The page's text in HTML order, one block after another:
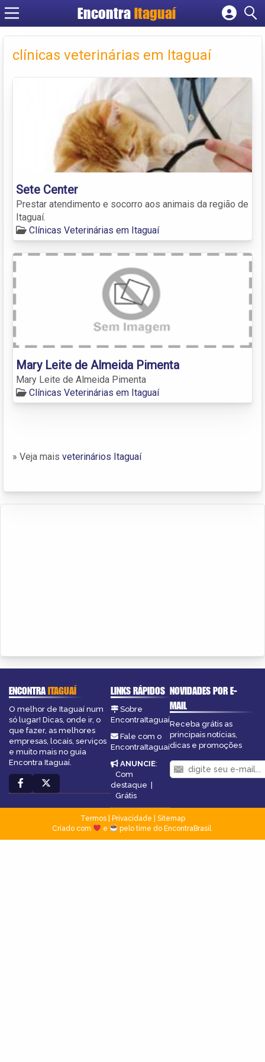
EncontraItaguaí
Cadastrar empresa
Criar conta
clínicas veterinárias em Itaguaí
Sete Center
Prestar atendimento e socorro aos animais da região de
Itaguaí.
Clínicas Veterinárias em Itaguaí
Mary Leite de Almeida Pimenta
Mary Leite de Almeida Pimenta
Clínicas Veterinárias em Itaguaí
» Veja mais veterinários Itaguaí
ENCONTRAITAGUAÍ
O melhor de Itaguaí num
só lugar! Dicas, onde ir, o
que fazer, as melhores
empresas, locais, serviços
e muito mais no guia
Encontra Itaguaí.
LINKS RÁPIDOS
Sobre
EncontraItaguaí
Fale com o
EncontraItaguaí
ANUNCIE:
Com
destaque |
Grátis
NOVIDADES POR E-
MAIL
Receba grátis as
principais notícias,
dicas e promoções
Termos| Privacidade
Sitemap
Criado com
e pelo time do EncontraBrasil